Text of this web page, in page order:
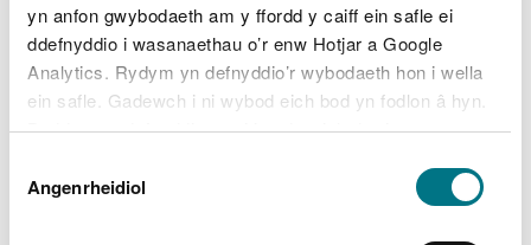
yn anfon gwybodaeth am y ffordd y caiff ein safle ei
ddefnyddio i wasanaethau o’r enw Hotjar a Google
Analytics. Rydym yn defnyddio’r wybodaeth hon i wella
ein safle. Gadewch i ni wybod eich bod yn fodlon â hyn.
Byddwn yn defnyddio cwci i gadw eich dewis.
Gellirdarllen mwy am ein cwcis cyn i chi ddewis.
Caniatâd
Angenrheidiol
Dechreuodd gydag egwyddorion dulliau da ar
gyfer rheoli pridd a fydd yn gwella gallu’r tir i
amsugno maethynnau a dŵr, gan sicrhau bod mwy
yn aros yn y tir ac allan o’n hafonydd, gan gadw ein
Rheoli tir yn gynaliadwy ar lawr gwlad